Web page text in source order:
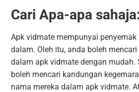
Cari Apa-apa sahaja:
Apk vidmate mempunyai
dalam. Oleh itu, anda boleh
dalam apk vidmate dengan mudah.
boleh mencari kandungan
nama mereka dalam apk vidmate.